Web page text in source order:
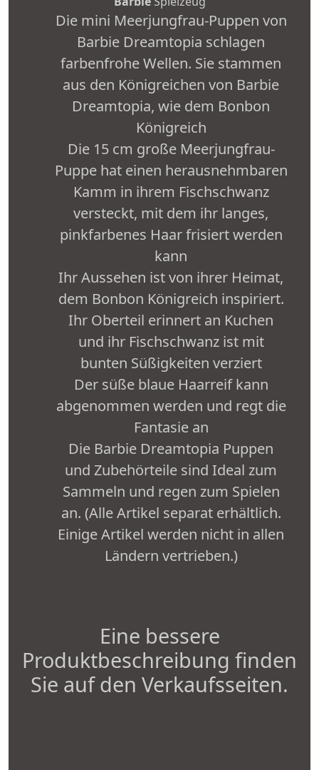
Die mini Meerjungfrau-Puppen von
Barbie Dreamtopia schlagen
farbenfrohe Wellen. Sie stammen
aus den Königreichen von Barbie
Dreamtopia, wie dem Bonbon
Königreich
Die 15 cm große Meerjungfrau-
Puppe hat einen herausnehmbaren
Kamm in ihrem Fischschwanz
versteckt, mit dem ihr langes,
pinkfarbenes Haar frisiert werden
kann
Ihr Aussehen ist von ihrer Heimat,
dem Bonbon Königreich inspiriert.
Ihr Oberteil erinnert an Kuchen
und ihr Fischschwanz ist mit
bunten Süßigkeiten verziert
Der süße blaue Haarreif kann
abgenommen werden und regt die
Fantasie an
Die Barbie Dreamtopia Puppen
und Zubehörteile sind Ideal zum
Sammeln und regen zum Spielen
an. (Alle Artikel separat erhältlich.
Einige Artikel werden nicht in allen
Ländern vertrieben.)
Eine bessere
Produktbeschreibung finden
Sie auf den Verkaufsseiten.